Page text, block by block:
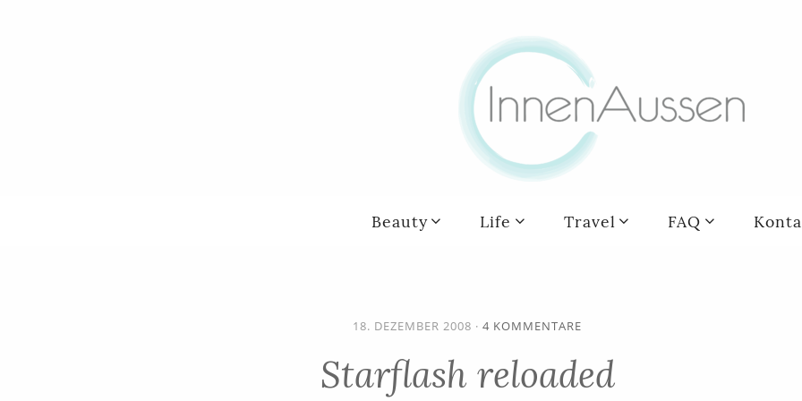
Beauty Life Travel FAQ
18. DEZEMBER 2008 · 4 KOMMENTARE
Starflash reloaded